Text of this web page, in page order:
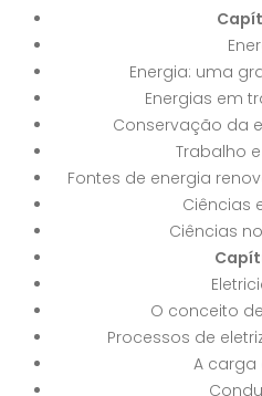
Energia: uma
Energias em
Conservação da
Trabalho
Fontes de energia
Ciências
Ciências
O conceito
Processos de
A carga